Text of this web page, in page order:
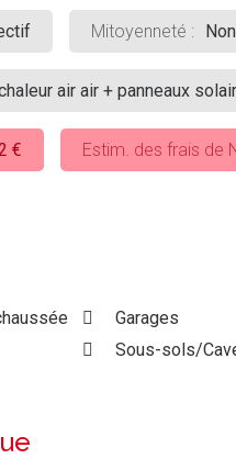
Mitoyenneté : Non
air air + panneaux
€ Estim. des frais de
Garages
Sous-sols/